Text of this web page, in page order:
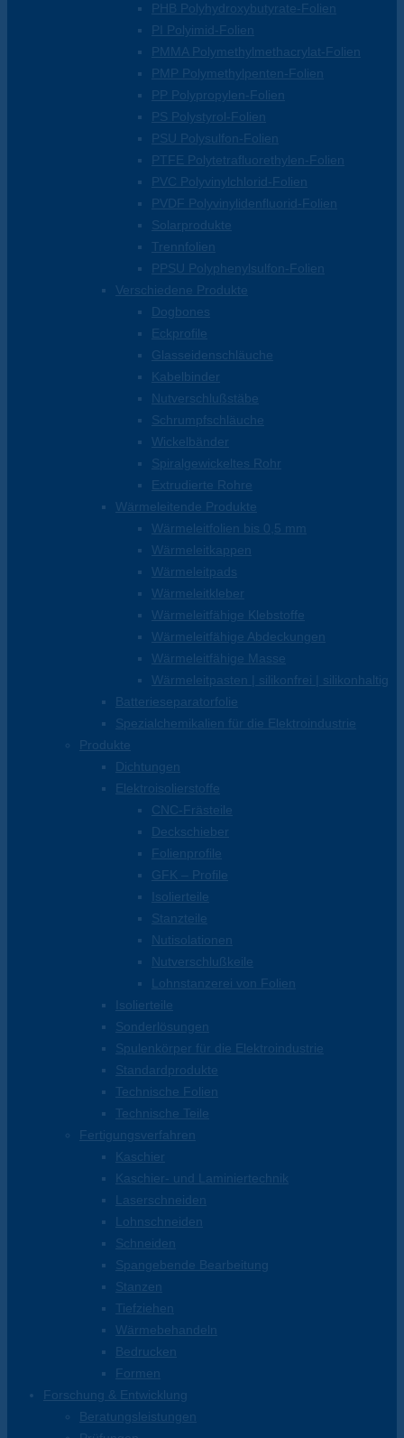
PHB Polyhydroxybutyrate-Folien
PI Polyimid-Folien
PMMA Polymethylmethacrylat-Folien
PMP Polymethylpenten-Folien
PP Polypropylen-Folien
PS Polystyrol-Folien
PSU Polysulfon-Folien
PTFE Polytetrafluorethylen-Folien
PVC Polyvinylchlorid-Folien
PVDF Polyvinylidenfluorid-Folien
Solarprodukte
Trennfolien
PPSU Polyphenylsulfon-Folien
Verschiedene Produkte
Dogbones
Eckprofile
Glasseidenschläuche
Kabelbinder
Nutverschlußstäbe
Schrumpfschläuche
Wickelbänder
Spiralgewickeltes Rohr
Extrudierte Rohre
Wärmeleitende Produkte
Wärmeleitfolien bis 0,5 mm
Wärmeleitkappen
Wärmeleitpads
Wärmeleitkleber
Wärmeleitfähige Klebstoffe
Wärmeleitfähige Abdeckungen
Wärmeleitfähige Masse
Wärmeleitpasten | silikonfrei | silikonhaltig
Batterieseparatorfolie
Spezialchemikalien für die Elektroindustrie
Produkte
Dichtungen
Elektroisolierstoffe
CNC-Frästeile
Deckschieber
Folienprofile
GFK – Profile
Isolierteile
Stanzteile
Nutisolationen
Nutverschlußkeile
Lohnstanzerei von Folien
Isolierteile
Sonderlösungen
Spulenkörper für die Elektroindustrie
Standardprodukte
Technische Folien
Technische Teile
Fertigungsverfahren
Kaschier
Kaschier- und Laminiertechnik
Laserschneiden
Lohnschneiden
Schneiden
Spangebende Bearbeitung
Stanzen
Tiefziehen
Wärmebehandeln
Bedrucken
Formen
Forschung & Entwicklung
Beratungsleistungen